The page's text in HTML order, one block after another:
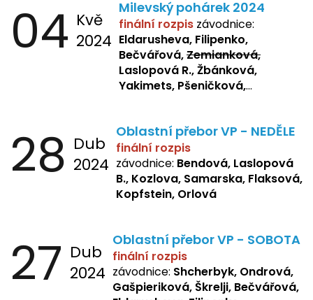
04 Kvě
2024
Milevský pohárek 2024
finální rozpis závodnice:
Eldarusheva, Filipenko,
Bečvářová,Zemianková,
Laslopová R., Žbánková,
Yakimets, Pšeničková,
28 Dub
2024
Oblastní přebor VP - NEDĚLE
finální rozpis
závodnice: Bendová, Laslopová
B., Kozlova, Samarska, Flaksová,
Kopfstein, Orlová
27 Dub
2024
Oblastní přebor VP - SOBOTA
finální rozpis
závodnice: Shcherbyk, Ondrová,
Gašpieriková, Škrelji, Bečvářová,